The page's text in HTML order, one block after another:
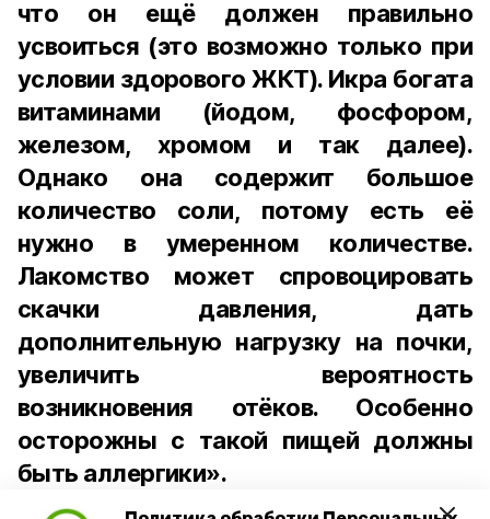
что он ещё должен правильно
усвоиться (это возможно только при
условии здорового ЖКТ). Икра богата
витаминами (йодом, фосфором,
железом, хромом и так далее).
Однако она содержит большое
количество соли, потому есть её
нужно в умеренном количестве.
Лакомство может спровоцировать
скачки давления, дать
дополнительную нагрузку на почки,
увеличить вероятность
возникновения отёков. Особенно
осторожны с такой пищей должны
быть аллергики».